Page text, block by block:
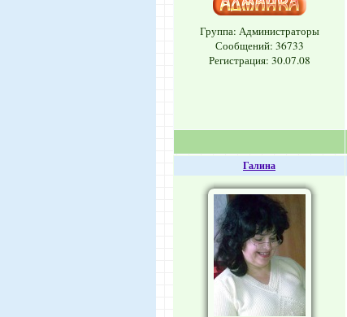
Группа: Администраторы
Сообщений: 36733
Регистрация: 30.07.08
Галина